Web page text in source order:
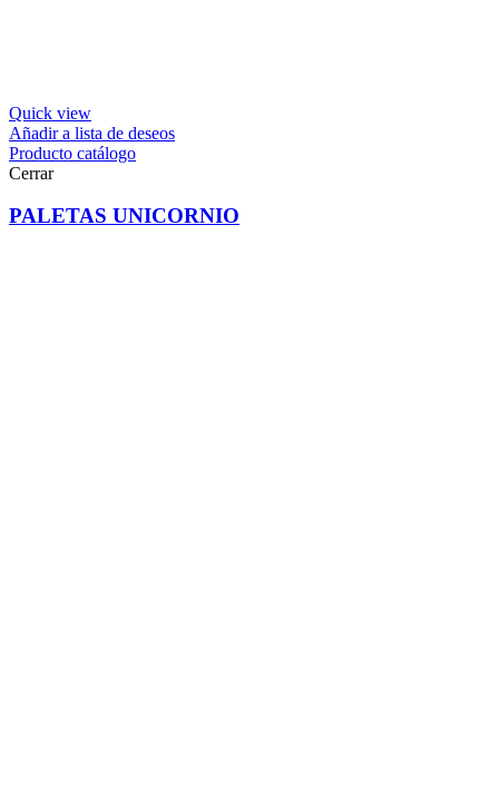
Quick view
Añadir a lista de deseos
Producto catálogo
Cerrar
PALETAS UNICORNIO